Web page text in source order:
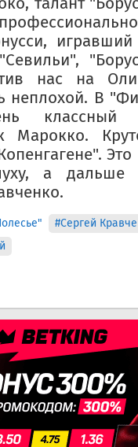
нас на
неплохой. В
классный
Марокко.
а дальше
#Сергей